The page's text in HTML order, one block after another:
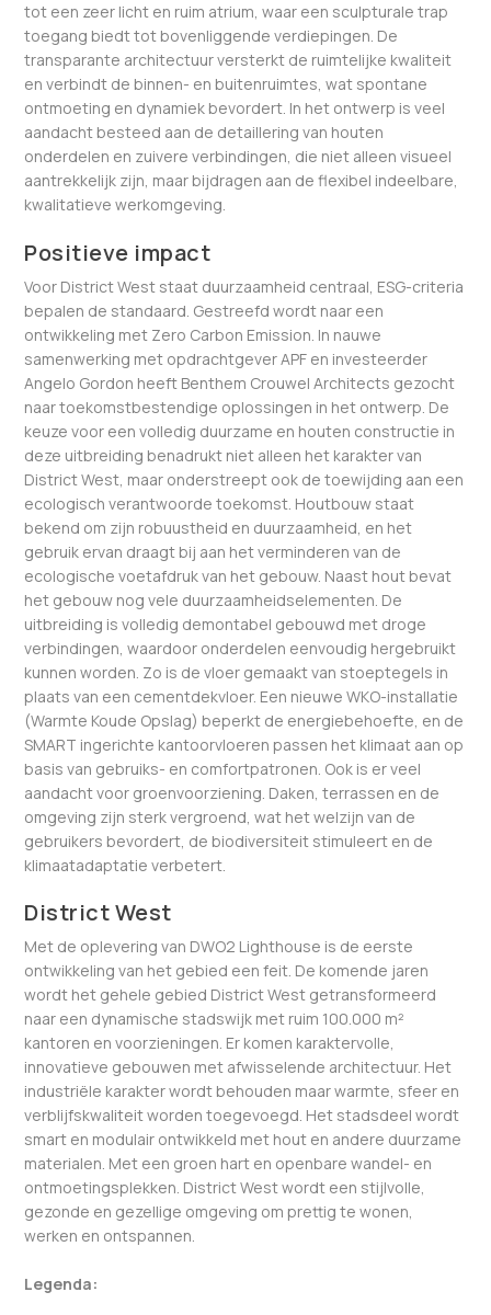
tot een zeer licht en ruim atrium, waar een sculpturale trap
toegang biedt tot bovenliggende verdiepingen. De
transparante architectuur versterkt de ruimtelijke kwaliteit
en verbindt de binnen- en buitenruimtes, wat spontane
ontmoeting en dynamiek bevordert. In het ontwerp is veel
aandacht besteed aan de detaillering van houten
onderdelen en zuivere verbindingen, die niet alleen visueel
aantrekkelijk zijn, maar bijdragen aan de flexibel indeelbare,
kwalitatieve werkomgeving.
Positieve impact
Voor District West staat duurzaamheid centraal, ESG-criteria
bepalen de standaard. Gestreefd wordt naar een
ontwikkeling met Zero Carbon Emission. In nauwe
samenwerking met opdrachtgever APF en investeerder
Angelo Gordon heeft Benthem Crouwel Architects gezocht
naar toekomstbestendige oplossingen in het ontwerp. De
keuze voor een volledig duurzame en houten constructie in
deze uitbreiding benadrukt niet alleen het karakter van
District West, maar onderstreept ook de toewijding aan een
ecologisch verantwoorde toekomst. Houtbouw staat
bekend om zijn robuustheid en duurzaamheid, en het
gebruik ervan draagt bij aan het verminderen van de
ecologische voetafdruk van het gebouw. Naast hout bevat
het gebouw nog vele duurzaamheidselementen. De
uitbreiding is volledig demontabel gebouwd met droge
verbindingen, waardoor onderdelen eenvoudig hergebruikt
kunnen worden. Zo is de vloer gemaakt van stoeptegels in
plaats van een cementdekvloer. Een nieuwe WKO-installatie
(Warmte Koude Opslag) beperkt de energiebehoefte, en de
SMART ingerichte kantoorvloeren passen het klimaat aan op
basis van gebruiks- en comfortpatronen. Ook is er veel
aandacht voor groenvoorziening. Daken, terrassen en de
omgeving zijn sterk vergroend, wat het welzijn van de
gebruikers bevordert, de biodiversiteit stimuleert en de
klimaatadaptatie verbetert.
District West
Met de oplevering van DWO2 Lighthouse is de eerste
ontwikkeling van het gebied een feit. De komende jaren
wordt het gehele gebied District West getransformeerd
naar een dynamische stadswijk met ruim 100.000 m²
kantoren en voorzieningen. Er komen karaktervolle,
innovatieve gebouwen met afwisselende architectuur. Het
industriële karakter wordt behouden maar warmte, sfeer en
verblijfskwaliteit worden toegevoegd. Het stadsdeel wordt
smart en modulair ontwikkeld met hout en andere duurzame
materialen. Met een groen hart en openbare wandel- en
ontmoetingsplekken. District West wordt een stijlvolle,
gezonde en gezellige omgeving om prettig te wonen,
werken en ontspannen.
Legenda: